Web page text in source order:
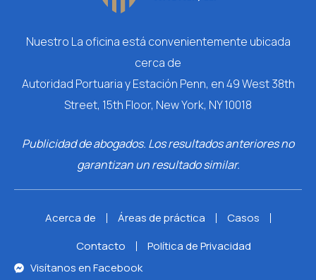
Nuestro La oficina está convenientemente ubicada
cerca de
Autoridad Portuaria y Estación Penn, en 49 West 38th
Street, 15th Floor, New York, NY 10018
Publicidad de abogados. Los resultados anteriores no
garantizan un resultado similar.
Acerca de Áreas de práctica
Casos
Contacto
Política de Privacidad
Visítanos en Facebook